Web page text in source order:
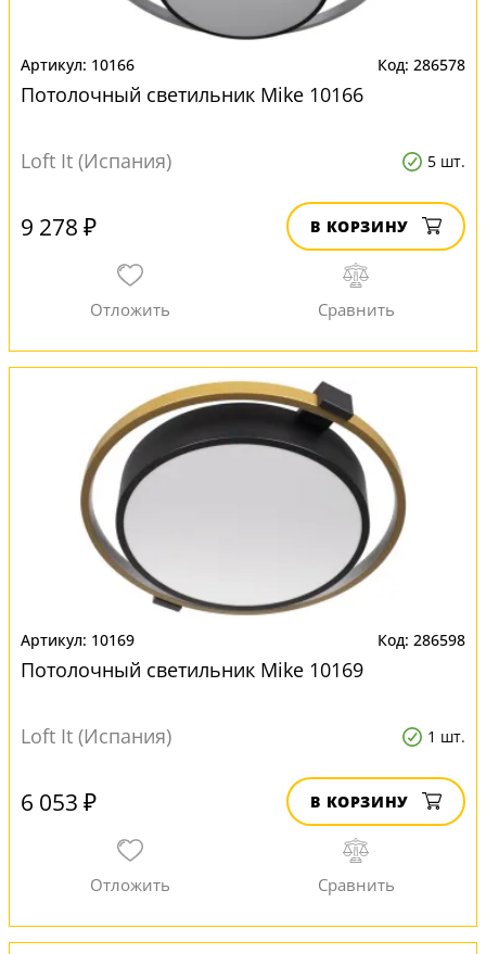
10166 286578
Потолочный светильник Mike 10166
Loft It (Испания) 5 шт.
9 278 ₽ В КОРЗИНУ
10169 286598
Потолочный светильник Mike 10169
Loft It (Испания) 1 шт.
6 053 ₽ В КОРЗИНУ